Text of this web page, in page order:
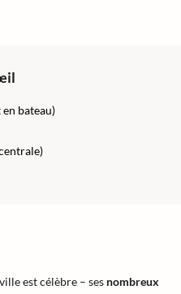
bateau)
est célèbre – ses nombreux